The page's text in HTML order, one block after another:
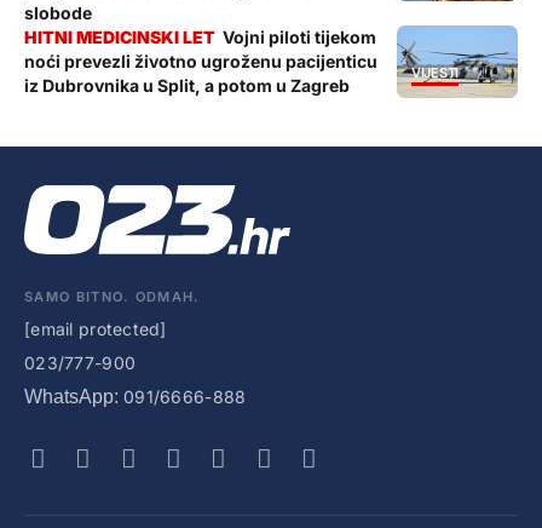
slobode
VIJESTI
Vojni piloti tijekom
noći prevezli životno ugroženu pacijenticu
iz Dubrovnika u Split, a potom u Zagreb
SAMO BITNO. ODMAH.
[email protected]
023/777-900
WhatsApp: 091/6666-888